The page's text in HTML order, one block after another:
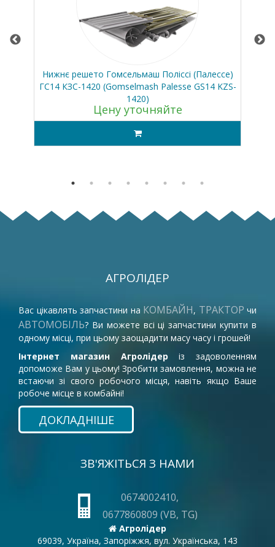
Нижнє решето Гомсельмаш Поліссі (Палессе)
ГС14 КЗС-1420 (Gomselmash Palesse GS14 KZS-
1420)
Цену уточняйте
АГРОЛІДЕР
Вас цікавлять запчастини на КОМБАЙН, ТРАКТОР чи
АВТОМОБІЛЬ? Ви можете всі ці запчастини купити в
одному місці, при цьому заощадити масу часу і грошей!
Інтернет магазин Агролідер із задоволенням
допоможе Вам у цьому! Зробити замовлення, можна не
встаючи зі свого робочого місця, навіть якщо Ваше
робоче місце в комбайні!
ДОКЛАДНІШЕ
ЗВ'ЯЖІТЬСЯ З НАМИ
0674002410,
0677860809 (VB, TG)
Агролідер
69039, Україна, Запоріжжя, вул. Українська, 143